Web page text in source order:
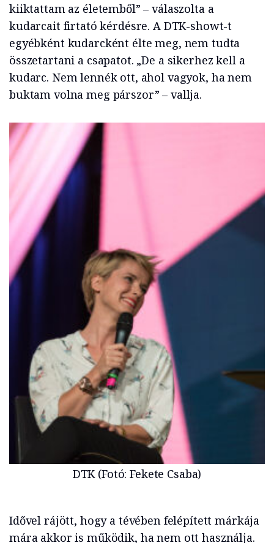
kiiktattam az életemből” – válaszolta a
kudarcait firtató kérdésre. A DTK-showt-t
egyébként kudarcként élte meg, nem tudta
összetartani a csapatot. „De a sikerhez kell a
kudarc. Nem lennék ott, ahol vagyok, ha nem
buktam volna meg párszor” – vallja.
DTK (Fotó: Fekete Csaba)
Idővel rájött, hogy a tévében felépített márkája
mára akkor is működik, ha nem ott használja.